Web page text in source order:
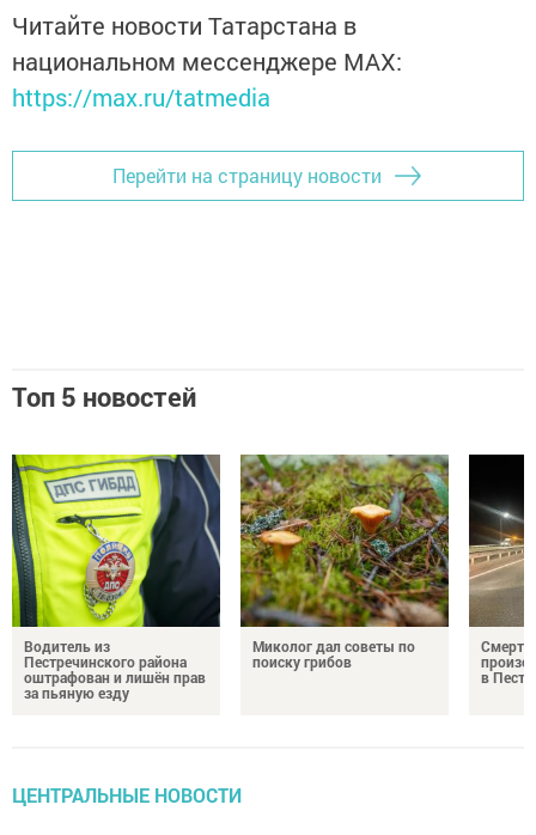
Читайте новости Татарстана в
национальном мессенджере MАХ:
https://max.ru/tatmedia
Перейти на страницу новости
Топ 5 новостей
Водитель из
Пестречинского района
оштрафован и лишён прав
за пьяную езду
Миколог дал советы по
поиску грибов
в
ЦЕНТРАЛЬНЫЕ НОВОСТИ